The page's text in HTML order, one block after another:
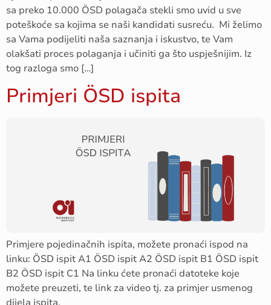
sa preko 10.000 ÖSD polagača stekli smo uvid u sve
poteškoće sa kojima se naši kandidati susreću. Mi želimo
sa Vama podijeliti naša saznanja i iskustvo, te Vam
olakšati proces polaganja i učiniti ga što uspješnijim. Iz
tog razloga smo […]
Primjeri ÖSD ispita
Primjere pojedinačnih ispita, možete pronaći ispod na
linku: ÖSD ispit A1 ÖSD ispit A2 ÖSD ispit B1 ÖSD ispit
B2 ÖSD ispit C1 Na linku ćete pronaći datoteke koje
možete preuzeti, te link za video tj. za primjer usmenog